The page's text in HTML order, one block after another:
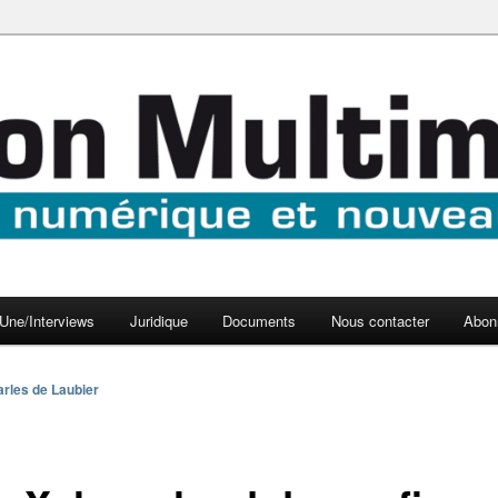
Une/Interviews Juridique Documents Nous contacter
de Laubier